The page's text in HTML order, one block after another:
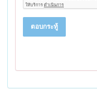
ตอบกระทู้